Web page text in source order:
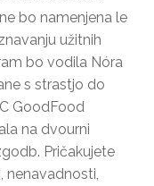
bo namenjena le
užitnih
bo vodila Nóra
s strastjo do
GoodFood
na dvourni
Pričakujete
nenavadnosti,